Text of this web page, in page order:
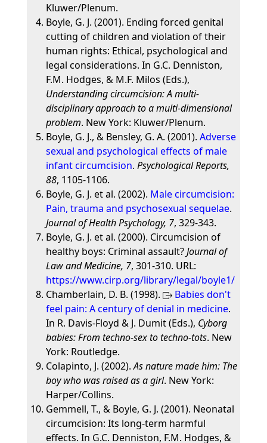
Kluwer/Plenum.
Boyle, G. J. (2001). Ending forced genital
cutting of children and violation of their
human rights: Ethical, psychological and
legal considerations. In G.C. Denniston,
F.M. Hodges, & M.F. Milos (Eds.),
Understanding circumcision: A multi-
disciplinary approach to a multi-dimensional
problem. New York: Kluwer/Plenum.
Boyle, G. J., & Bensley, G. A. (2001). Adverse
sexual and psychological effects of male
infant circumcision. Psychological Reports,
88, 1105-1106.
Boyle, G. J. et al. (2002). Male circumcision:
Pain, trauma and psychosexual sequelae.
Journal of Health Psychology, 7, 329-343.
Boyle, G. J. et al. (2000). Circumcision of
healthy boys: Criminal assault?Journal of
Law and Medicine, 7, 301-310. URL:
https://www.cirp.org/library/legal/boyle1/
Chamberlain, D. B. (1998).
Babies don't
feel pain: A century of denial in medicine.
In R. Davis-Floyd & J. Dumit (Eds.), Cyborg
babies: From techno-sex to techno-tots. New
York: Routledge.
Colapinto, J. (2002).As nature made him: The
boy who was raised as a girl. New York:
Harper/Collins.
Gemmell, T., & Boyle, G. J. (2001). Neonatal
circumcision: Its long-term harmful
effects. In G.C. Denniston, F.M. Hodges, &